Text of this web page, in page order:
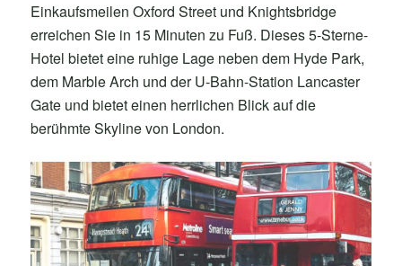
Einkaufsmeilen Oxford Street und Knightsbridge
erreichen Sie in 15 Minuten zu Fuß. Dieses 5-Sterne-
Hotel bietet eine ruhige Lage neben dem Hyde Park,
dem Marble Arch und der U-Bahn-Station Lancaster
Gate und bietet einen herrlichen Blick auf die
berühmte Skyline von London.